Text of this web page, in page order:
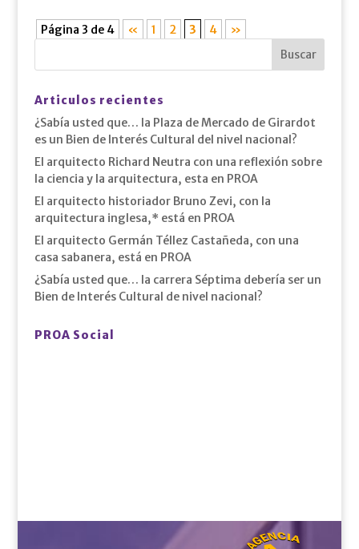
Página 3 de 4 « 1 2 3 4 »
Articulos recientes
¿Sabía usted que… la Plaza de Mercado de Girardot
es un Bien de Interés Cultural del nivel nacional?
El arquitecto Richard Neutra con una reflexión sobre
la ciencia y la arquitectura, esta en PROA
El arquitecto historiador Bruno Zevi, con la
arquitectura inglesa,* está en PROA
El arquitecto Germán Téllez Castañeda, con una
casa sabanera, está en PROA
¿Sabía usted que… la carrera Séptima debería ser un
Bien de Interés Cultural de nivel nacional?
PROA Social